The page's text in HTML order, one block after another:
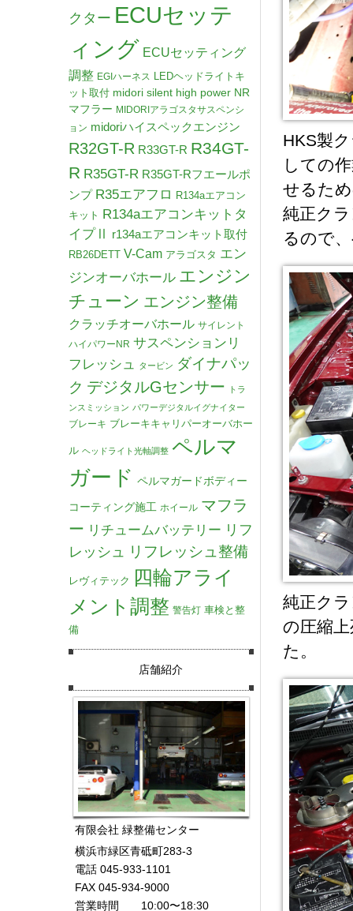
HKS製
しての
せるた
純正ク
るので
純正ク
の圧縮
た。
クター ECUセッテ
ィング ECUセッティング
調整 EGIハーネス LEDヘッドライトキ
ット取付 midori silent high power NR
マフラー MIDORIアラゴスタサスペンシ
ョン midoriハイスペックエンジン
R32GT-R R33GT-R R34GT-
R R35GT-R R35GT-Rフエールポ
ンプ R35エアフロ R134aエアコン
キット R134aエアコンキットタ
イプⅡ
r134aエアコンキット取付
RB26DETT V-Cam アラゴスタ エン
ジンオーバホール エンジン
チューン エンジン整備
クラッチオーバホール サイレント
ハイパワーNR サスペンションリ
フレッシュ
タービン ダイナパッ
ク デジタルGセンサー
トラ
ンスミッション パワーデジタルイグナイター
ブレーキ ブレーキキャリパーオーバホー
ル ヘッドライト光軸調整 ペルマ
ガード ペルマガードボディー
コーティング施工 ホイール マフラ
ー リチュームバッテリー リフ
レッシュ
リフレッシュ整備
レヴィテック 四輪アライ
メント調整 警告灯 車検と整
備
店舗紹介
有限会社 緑整備センター
横浜市緑区青砥町283-3
電話 045-933-1101
FAX 045-934-9000
営業時間 10:00〜18:30